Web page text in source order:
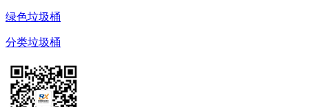
绿色垃圾桶
分类垃圾桶